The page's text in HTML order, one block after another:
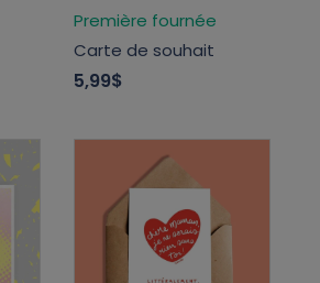
Première fournée
Carte de souhait
5,99$